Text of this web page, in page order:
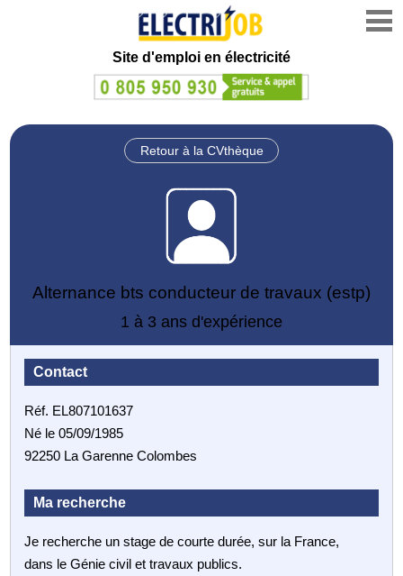
Site d'emploi en électricité
Retour à la CVthèque
Alternance bts conducteur de travaux (estp)
1 à 3 ans d'expérience
Contact
Réf. EL807101637
Né le 05/09/1985
92250 La Garenne Colombes
Ma recherche
Je recherche un stage de courte durée, sur la France,
dans le Génie civil et travaux publics.